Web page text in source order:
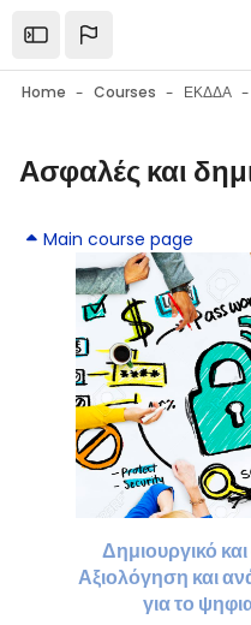
Open the sidebar
Home Courses ΕΚΔΔΑ
Blocks
Ασφαλές και
Blocks
Main course page
Δημιουργικό
Αξιολόγηση και
για το